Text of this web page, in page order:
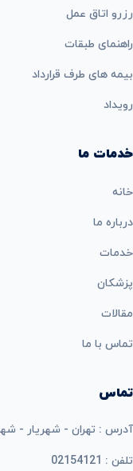
رزرو اتاق عمل
راهنمای طبقات
بيمه های طرف قرارداد
رویداد
خدمات ما
خانه
درباره ما
خدمات
پزشکان
مقالات
تماس با ما
تماس
آدرس : تهران - شهریار -
تلفن : 02154121